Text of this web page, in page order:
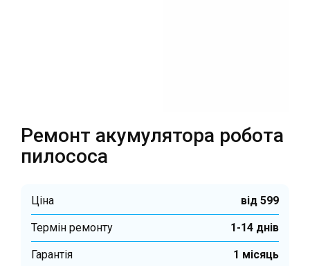
Ремонт акумулятора робота
пилососа
Ціна від 599
Термін ремонту 1-14 днів
Гарантiя 1 місяць